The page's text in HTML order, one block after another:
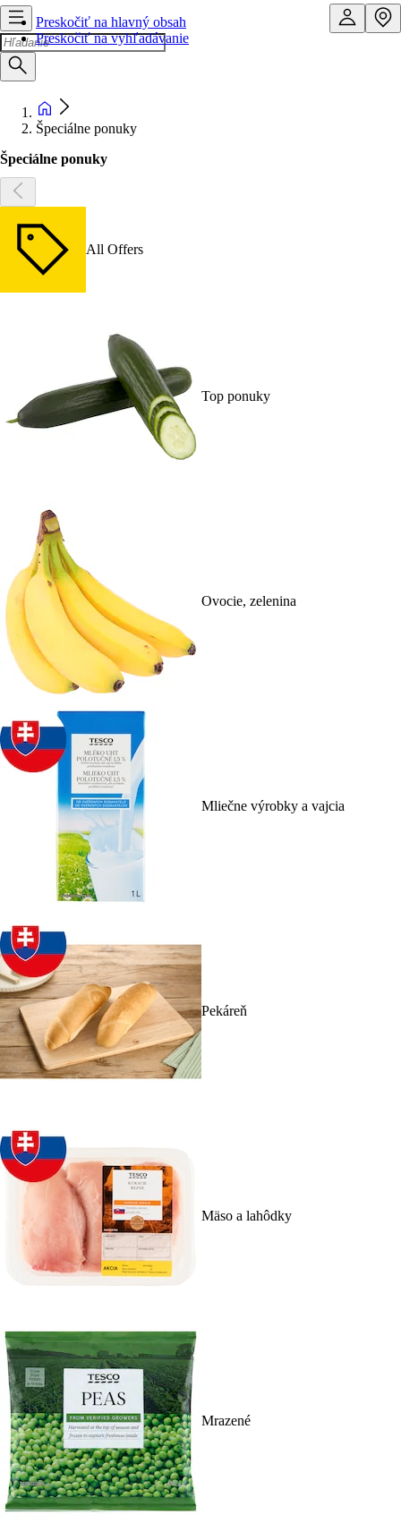
Preskočiť na hlavný obsah
Preskočiť na vyhľadávanie
Špeciálne ponuky
Špeciálne ponuky
All Offers
Top ponuky
Ovocie, zelenina
Mliečne výrobky a vajcia
Pekáreň
Mäso a lahôdky
Mrazené